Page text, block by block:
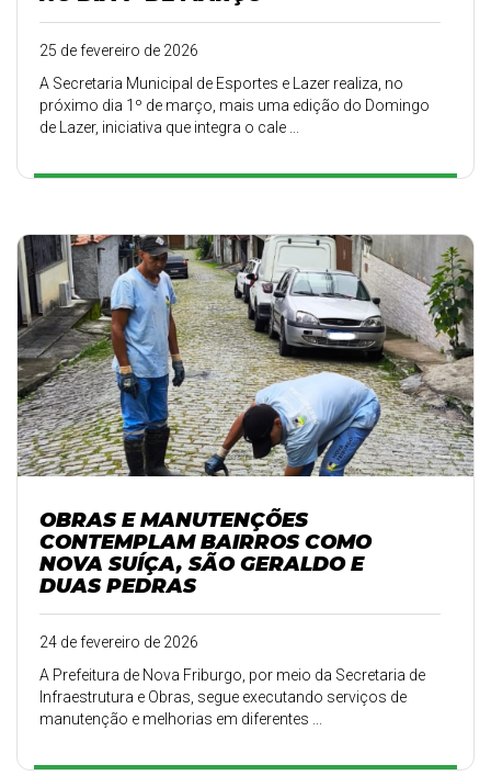
25 de fevereiro de 2026
A Secretaria Municipal de Esportes e Lazer realiza, no
próximo dia 1º de março, mais uma edição do Domingo
de Lazer, iniciativa que integra o cale ...
OBRAS E MANUTENÇÕES
CONTEMPLAM BAIRROS COMO
NOVA SUÍÇA, SÃO GERALDO E
DUAS PEDRAS
24 de fevereiro de 2026
A Prefeitura de Nova Friburgo, por meio da Secretaria de
Infraestrutura e Obras, segue executando serviços de
manutenção e melhorias em diferentes ...